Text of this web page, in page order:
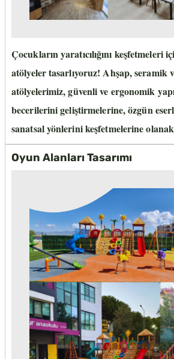
Çocukların yaratıcılığını keşfetmeleri
atölyeler tasarlıyoruz! Ahşap, seramik
atölyelerimiz, güvenli ve ergonomik
becerilerini geliştirmelerine, özgün
sanatsal yönlerini keşfetmelerine
Oyun Alanları Tasarımı